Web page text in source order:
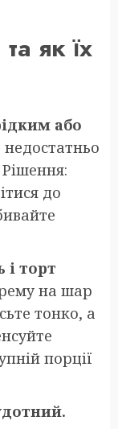
як їх
або
до
і торт
на шар
тонко, а
порції